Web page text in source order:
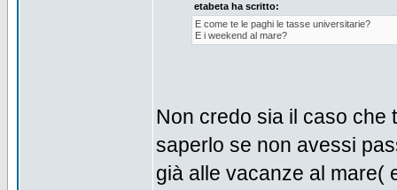
etabeta ha scritto:
E come te le paghi le tasse universitarie?
E i weekend al mare?
Non credo sia il caso che
saperlo se non avessi
già alle vacanze al mare(